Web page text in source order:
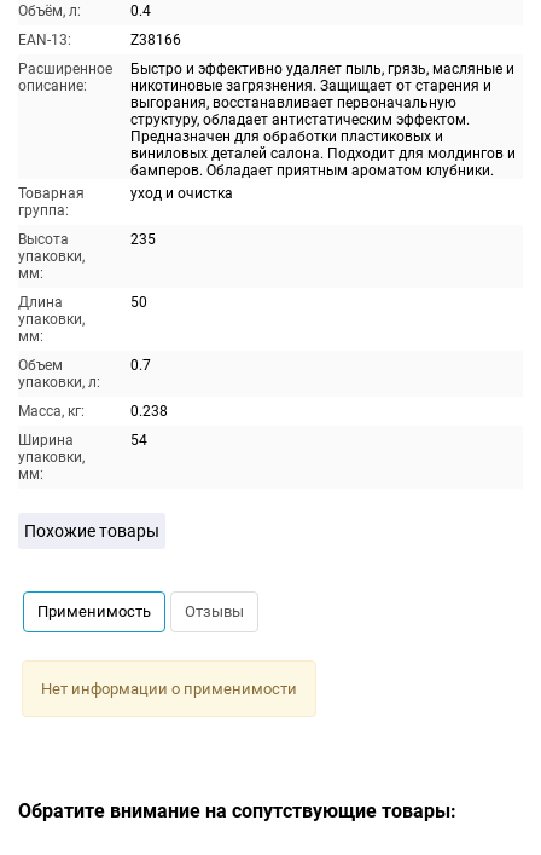
Объём, л:
0.4
EAN-13:
Z38166
Расширенное
описание:
Быстро и эффективно удаляет пыль, грязь, масляные и
никотиновые загрязнения. Защищает от старения и
выгорания, восстанавливает первоначальную
структуру, обладает антистатическим эффектом.
Предназначен для обработки пластиковых и
виниловых деталей салона. Подходит для молдингов и
бамперов. Обладает приятным ароматом клубники.
Товарная
группа:
уход и очистка
Высота
упаковки,
мм:
235
Длина
упаковки,
мм:
50
Объем
упаковки, л:
0.7
Масса, кг:
0.238
Ширина
упаковки,
мм:
54
Похожие товары
Применимость Отзывы
Нет информации о применимости
Обратите внимание на сопутствующие товары: